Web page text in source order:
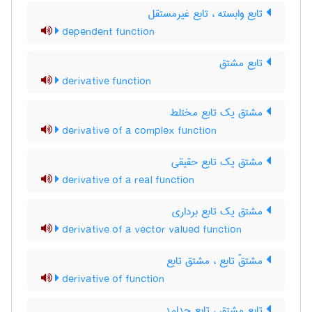
تابع وابسته ، تابع غیرمستقل
dependent function
تابع مشتق
derivative function
مشتق یک تابع مختلط
derivative of a complex function
مشتق یک تابع حقیقی
derivative of a real function
مشتق یک تابع برداری
derivative of a vector valued function
مشتقّ تابع ، مشتق تابع
derivative of function